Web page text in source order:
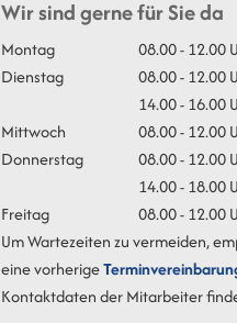
Wir sind gerne für Sie da
Montag
08.00 - 12.00
Dienstag
08.00 - 12.00
14.00 - 16.00
Mittwoch
08.00 - 12.00
Donnerstag
08.00 - 12.00
14.00 - 18.00
Freitag
08.00 - 12.00
Um Wartezeiten zu vermeiden,
eine vorherige
Kontaktdaten der Mitarbeiter